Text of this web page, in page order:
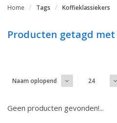
Home Tags Koffieklassiekers
Producten getagd
Naam oplopend 24
Geen producten gevonden!...